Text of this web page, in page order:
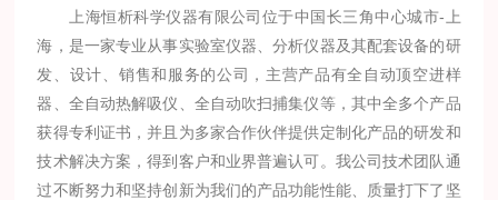
上海恒析科学仪器有限公司位于中国长三角中心城市-上
海，是一家专业从事实验室仪器、分析仪器及其配套设备的研
发、设计、销售和服务的公司，主营产品有全自动顶空进样
器、全自动热解吸仪、全自动吹扫捕集仪等，其中全多个产品
获得专利证书，并且为多家合作伙伴提供定制化产品的研发和
技术解决方案，得到客户和业界普遍认可。我公司技术团队通
过不断努力和坚持创新为我们的产品功能性能、质量打下了坚